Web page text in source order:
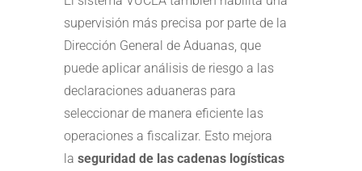
supervisión más precisa por parte de la
Dirección General de Aduanas, que
puede aplicar análisis de riesgo a las
declaraciones aduaneras para
seleccionar de manera eficiente las
operaciones a fiscalizar. Esto mejora
la seguridad de las cadenas logísticas